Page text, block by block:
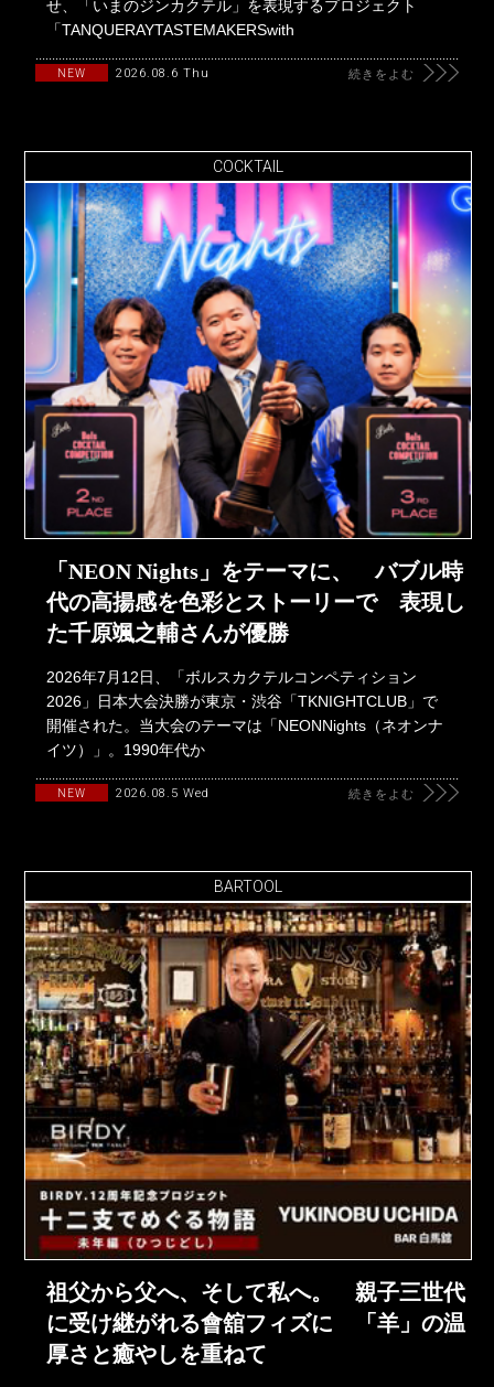
せ、「いまのジンカクテル」を表現するプロジェクト
「TANQUERAYTASTEMAKERSwith
NEW 2026.08.6 Thu 続きをよむ
COCKTAIL
「NEON Nights」をテーマに、 バブル時
代の高揚感を色彩とストーリーで 表現し
た千原颯之輔さんが優勝
2026年7月12日、「ボルスカクテルコンペティション
2026」日本大会決勝が東京・渋谷「TKNIGHTCLUB」で
開催された。当大会のテーマは「NEONNights（ネオンナ
イツ）」。1990年代か
NEW 2026.08.5 Wed 続きをよむ
BARTOOL
祖父から父へ、そして私へ。 親子三世代
に受け継がれる會舘フィズに 「羊」の温
厚さと癒やしを重ねて